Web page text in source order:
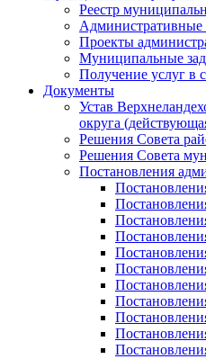
Реестр
Административные
Проекты
Муниципальные
Получение услуг в
Документы
Устав
округа
Решения Совета
Решения Совета
Постановления